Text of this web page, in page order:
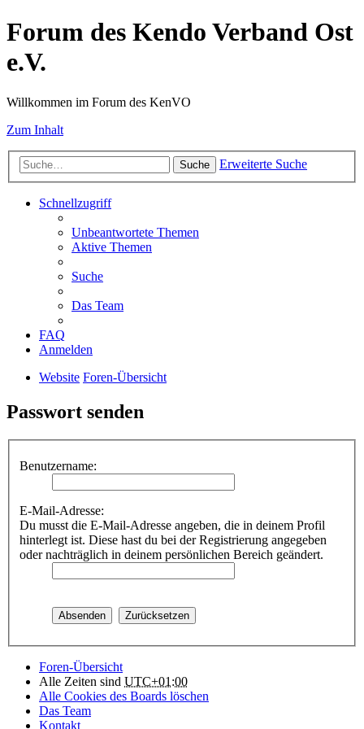
Forum des Kendo Verband Ost
e.V.
Willkommen im Forum des KenVO
Zum Inhalt
Suche Erweiterte Suche
Schnellzugriff
Unbeantwortete Themen
Aktive Themen
Suche
Das Team
FAQ
Anmelden
Website Foren-Übersicht
Passwort senden
Benutzername:
E-Mail-Adresse:
Du musst die E-Mail-Adresse angeben, die in deinem Profil
hinterlegt ist. Diese hast du bei der Registrierung angegeben
oder nachträglich in deinem persönlichen Bereich geändert.
Foren-Übersicht
Alle Zeiten sind UTC+01:00
Alle Cookies des Boards löschen
Das Team
Kontakt